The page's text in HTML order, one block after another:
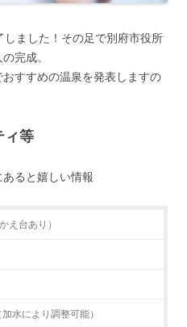
ました！その足で別府市役所
完成。
すすめの温泉を発表しますの
ィ等
ると嬉しい情報
え台あり）
水により調整可能）